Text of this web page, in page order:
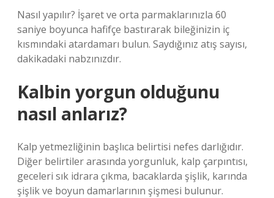
Nasıl yapılır? İşaret ve orta parmaklarınızla 60
saniye boyunca hafifçe bastırarak bileğinizin iç
kısmındaki atardamarı bulun. Saydığınız atış sayısı,
dakikadaki nabzınızdır.
Kalbin yorgun olduğunu
nasıl anlarız?
Kalp yetmezliğinin başlıca belirtisi nefes darlığıdır.
Diğer belirtiler arasında yorgunluk, kalp çarpıntısı,
geceleri sık idrara çıkma, bacaklarda şişlik, karında
şişlik ve boyun damarlarının şişmesi bulunur.